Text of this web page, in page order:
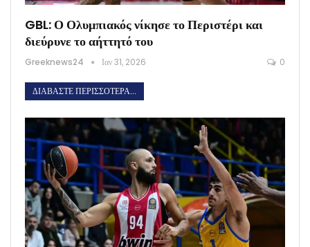
GBL: Ο Ολυμπιακός νίκησε το Περιστέρι και
διεύρυνε το αήττητό του
Greeknews24 Ιαν 31, 2026 0
ΔΙΑΒΆΣΤΕ ΠΕΡΙΣΣΌΤΕΡΑ...